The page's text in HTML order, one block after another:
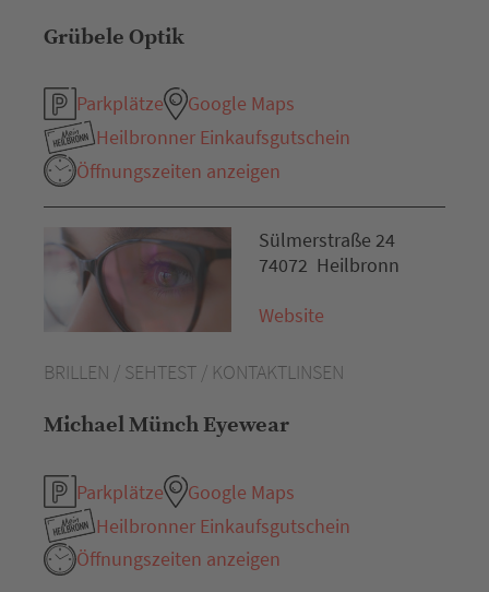
Grübele Optik
Parkplätze
Google Maps
Heilbronner Einkaufsgutschein
Öffnungszeiten anzeigen
BRILLEN / SEHTEST / KONTAKTLINSEN
Michael Münch Eyewear
Parkplätze
Google Maps
Heilbronner Einkaufsgutschein
Öffnungszeiten anzeigen
Sülmerstraße 24
74072 Heilbronn
Website